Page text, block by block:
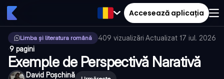
Accesează aplicația
Limba și literatura română 409 vizualizări·Actualizat 17 iul. 2026
·9 pagini
Exemple de Perspectivă Narativă
David Poșchină